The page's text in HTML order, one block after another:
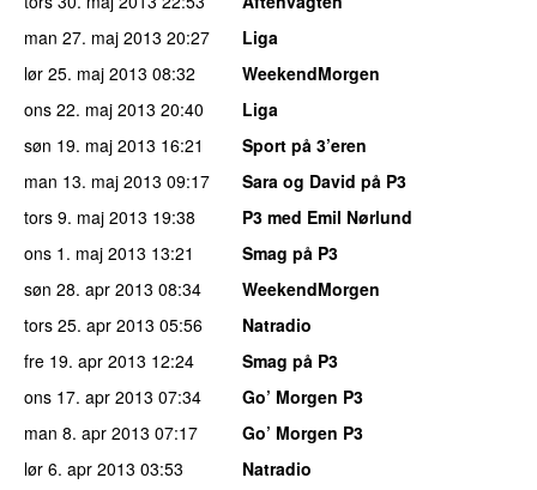
man 27. maj 2013 20:27
Liga
lør 25. maj 2013 08:32
WeekendMorgen
ons 22. maj 2013 20:40
Liga
søn 19. maj 2013 16:21
Sport på 3’eren
man 13. maj 2013 09:17
Sara og David på P3
tors 9. maj 2013 19:38
P3 med Emil Nørlund
ons 1. maj 2013 13:21
Smag på P3
søn 28. apr 2013 08:34
WeekendMorgen
tors 25. apr 2013 05:56
Natradio
fre 19. apr 2013 12:24
Smag på P3
ons 17. apr 2013 07:34
Go’ Morgen P3
man 8. apr 2013 07:17
Go’ Morgen P3
lør 6. apr 2013 03:53
Natradio